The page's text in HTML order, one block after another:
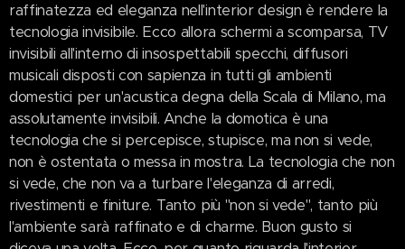
raffinatezza ed eleganza nell'interior design è rendere la
tecnologia invisibile. Ecco allora schermi a scomparsa, TV
invisibili all'interno di insospettabili specchi, diffusori
musicali disposti con sapienza in tutti gli ambienti
domestici per un'acustica degna della Scala di Milano, ma
assolutamente invisibili. Anche la domotica è una
tecnologia che si percepisce, stupisce, ma non si vede,
non è ostentata o messa in mostra. La tecnologia che non
si vede, che non va a turbare l'eleganza di arredi,
rivestimenti e finiture. Tanto più "non si vede", tanto più
l'ambiente sarà raffinato e di charme. Buon gusto si